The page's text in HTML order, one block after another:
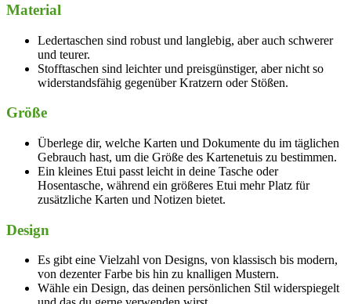
Material
Ledertaschen sind robust und langlebig, aber auch schwerer
und teurer.
Stofftaschen sind leichter und preisgünstiger, aber nicht so
widerstandsfähig gegenüber Kratzern oder Stößen.
Größe
Überlege dir, welche Karten und Dokumente du im täglichen
Gebrauch hast, um die Größe des Kartenetuis zu bestimmen.
Ein kleines Etui passt leicht in deine Tasche oder
Hosentasche, während ein größeres Etui mehr Platz für
zusätzliche Karten und Notizen bietet.
Design
Es gibt eine Vielzahl von Designs, von klassisch bis modern,
von dezenter Farbe bis hin zu knalligen Mustern.
Wähle ein Design, das deinen persönlichen Stil widerspiegelt